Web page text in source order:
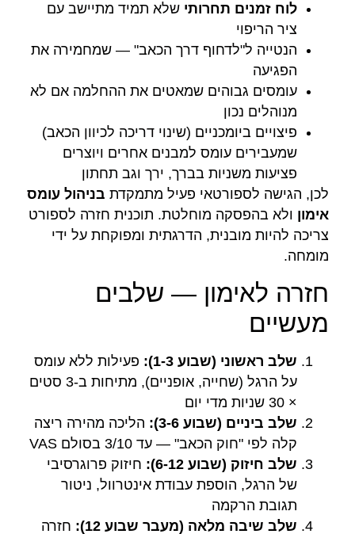
לוח זמנים תחרותי שלא תמיד מתיישב עם
ציר הריפוי
הנטייה ל"לדחוף דרך הכאב" — שמחמירה את
הפגיעה
עומסים גבוהים שמאטים את ההחלמה אם לא
מנוהלים נכון
פיצויים ביומכניים (שינוי דריכה לכיוון הכאב)
שמעבירים עומס למבנים אחרים ויוצרים
פציעות משניות בברך, ירך וגב תחתון
לכן, הגישה לספורטאי פעיל מתמקדת בניהול עומס
אימון ולא בהפסקה מוחלטת. תוכנית חזרה לספורט
צריכה להיות מובנית, הדרגתית ומפוקחת על ידי
מומחה.
חזרה לאימון — שלבים
מעשיים
שלב ראשוני (שבוע 1-3):
פעילות ללא עומס
על הרגל (שחייה, אופניים), מתיחות ב-3 סטים
× 30 שניות מדי יום
שלב ביניים (שבוע 3-6):
הליכה מהירה ריצה
קלה לפי "חוק הכאב" — עד 3/10 בסולם VAS
שלב חיזוק (שבוע 6-12):
חיזוק פרוגרסיבי
של הרגל, הוספת עבודת אינטרוול, ניטור
תגובת הרקמה
שלב שיבה מלאה (מעבר שבוע 12):
חזרה